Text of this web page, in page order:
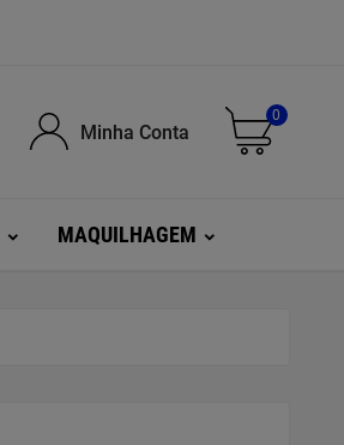
Minha Conta
0
MAQUILHAGEM